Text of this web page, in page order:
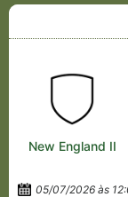
New England II
05/07/2026 às